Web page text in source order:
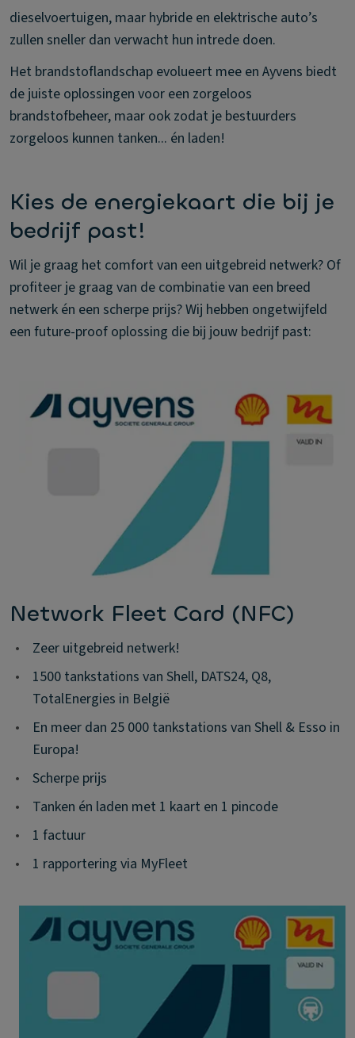
dieselvoertuigen, maar hybride en elektrische auto’s
zullen sneller dan verwacht hun intrede doen.
Het brandstoflandschap evolueert mee en Ayvens biedt
de juiste oplossingen voor een zorgeloos
brandstofbeheer, maar ook zodat je bestuurders
zorgeloos kunnen tanken... én laden!
Kies de energiekaart die bij je
bedrijf past!
Wil je graag het comfort van een uitgebreid netwerk? Of
profiteer je graag van de combinatie van een breed
netwerk én een scherpe prijs? Wij hebben ongetwijfeld
een future-proof oplossing die bij jouw bedrijf past:
Network Fleet Card (NFC)
•
Zeer uitgebreid netwerk!
•
1500 tankstations van Shell, DATS24, Q8,
TotalEnergies in België
•
En meer dan 25 000 tankstations van Shell & Esso in
Europa!
•
Scherpe prijs
•
Tanken én laden met 1 kaart en 1 pincode
•
1 factuur
•
1 rapportering via MyFleet